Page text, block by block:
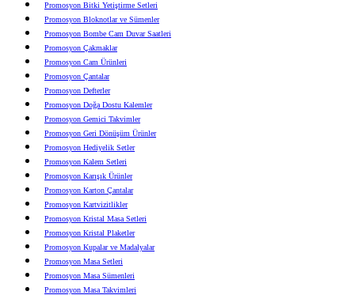
Promosyon Bitki Yetiştirme Setleri
Promosyon Bloknotlar ve Sümenler
Promosyon Bombe Cam Duvar Saatleri
Promosyon Çakmaklar
Promosyon Cam Ürünleri
Promosyon Çantalar
Promosyon Defterler
Promosyon Doğa Dostu Kalemler
Promosyon Gemici Takvimler
Promosyon Geri Dönüşüm Ürünler
Promosyon Hediyelik Setler
Promosyon Kalem Setleri
Promosyon Karışık Ürünler
Promosyon Karton Çantalar
Promosyon Kartvizitlikler
Promosyon Kristal Masa Setleri
Promosyon Kristal Plaketler
Promosyon Kupalar ve Madalyalar
Promosyon Masa Setleri
Promosyon Masa Sümenleri
Promosyon Masa Takvimleri